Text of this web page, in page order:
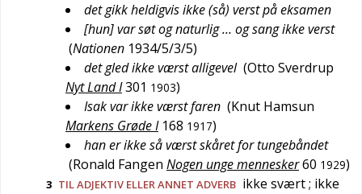
det gikk heldigvis ikke (så) verst på eksamen
[hun] var søt og naturlig … og sang ikke verst
(Nationen 1934/5/3/5)
det gled ikke værst alligevel (Otto Sverdrup
Nyt Land I301 1903)
Isak var ikke værst faren (Knut Hamsun
Markens Grøde I 168 1917)
han er ikke så værst skåret for tungebåndet
(Ronald Fangen Nogen unge mennesker60 1929)
3 TIL ADJEKTIV ELLER ANNET ADVERB ikke svært; ikke